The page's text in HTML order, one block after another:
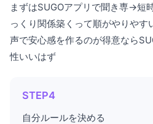
まずはSUGOアプリで聞き専→短
っくり関係築くって順がやりやす
声で安心感を作るのが得意なら
性いいはず
STEP4
自分ルールを決める